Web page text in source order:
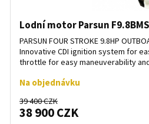
Lodní motor Parsun F9.8BMS
PARSUN FOUR STROKE 9.8HP
Innovative CDI ignition system for
throttle for easy maneuverability
Na objednávku
39 400 CZK
38 900 CZK